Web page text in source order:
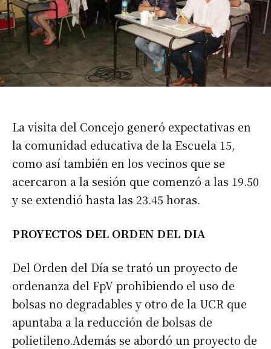
La visita del Concejo generó expectativas en
la comunidad educativa de la Escuela 15,
como así también en los vecinos que se
acercaron a la sesión que comenzó a las 19.50
y se extendió hasta las 23.45 horas.
PROYECTOS DEL ORDEN DEL DIA
Del Orden del Día se trató un proyecto de
ordenanza del FpV prohibiendo el uso de
bolsas no degradables y otro de la UCR que
apuntaba a la reducción de bolsas de
polietileno.Además se abordó un proyecto de